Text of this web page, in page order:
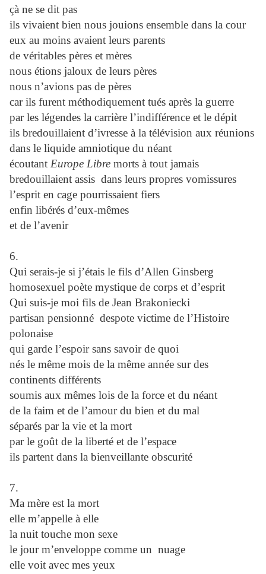
çà ne se dit pas
ils vivaient bien nous jouions ensemble dans la cour
eux au moins avaient leurs parents
de véritables pères et mères
nous étions jaloux de leurs pères
nous n’avions pas de pères
car ils furent méthodiquement tués après la guerre
par les légendes la carrière l’indifférence et le dépit
ils bredouillaient d’ivresse à la télévision aux réunions
dans le liquide amniotique du néant
écoutant Europe Libre morts à tout jamais
bredouillaient assis dans leurs propres vomissures
l’esprit en cage pourrissaient fiers
enfin libérés d’eux-mêmes
et de l’avenir
6.
Qui serais-je si j’étais le fils d’Allen Ginsberg
homosexuel poète mystique de corps et d’esprit
Qui suis-je moi fils de Jean Brakoniecki
partisan pensionné despote victime de l’Histoire
polonaise
qui garde l’espoir sans savoir de quoi
nés le même mois de la même année sur des
continents différents
soumis aux mêmes lois de la force et du néant
de la faim et de l’amour du bien et du mal
séparés par la vie et la mort
par le goût de la liberté et de l’espace
ils partent dans la bienveillante obscurité
7.
Ma mère est la mort
elle m’appelle à elle
la nuit touche mon sexe
le jour m’enveloppe comme un nuage
elle voit avec mes yeux